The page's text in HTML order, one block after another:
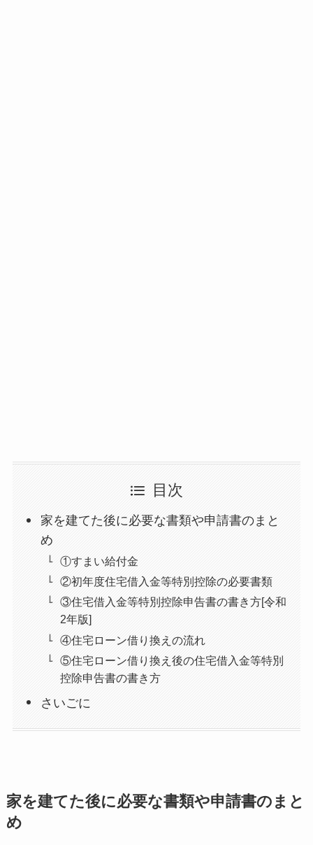
目次
家を建てた後に必要な書類や申請書のまと
め
①すまい給付金
②初年度住宅借入金等特別控除の必要書類
③住宅借入金等特別控除申告書の書き方[令和
2年版]
④住宅ローン借り換えの流れ
⑤住宅ローン借り換え後の住宅借入金等特別
控除申告書の書き方
さいごに
家を建てた後に必要な書類や申請書のまと
め